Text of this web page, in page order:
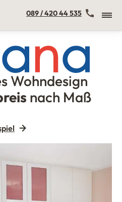
Wohndesign
nach Maß
089 / 420 44 535